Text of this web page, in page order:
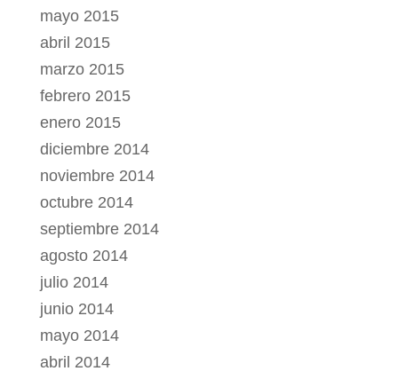
mayo 2015
abril 2015
marzo 2015
febrero 2015
enero 2015
diciembre 2014
noviembre 2014
octubre 2014
septiembre 2014
agosto 2014
julio 2014
junio 2014
mayo 2014
abril 2014